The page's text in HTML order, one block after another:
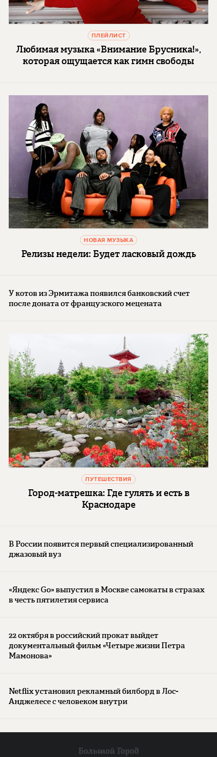
ПЛЕЙЛИСТ
Любимая музыка «Внимание Брусника!»,
которая ощущается как гимн свободы
НОВАЯ МУЗЫКА
Релизы недели: Будет ласковый дождь
У котов из Эрмитажа появился банковский счет
после доната от французского мецената
ПУТЕШЕСТВИЯ
Город-матрешка: Где гулять и есть в
Краснодаре
В России появится первый специализированный
джазовый вуз
«Яндекс Go» выпустил в Москве самокаты в стразах
в честь пятилетия сервиса
22 октября в российский прокат выйдет
документальный фильм «Четыре жизни Петра
Мамонова»
Netflix установил рекламный билборд в Лос-
Анджелесе с человеком внутри